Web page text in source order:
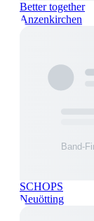
Better together
Anzenkirchen
SCHOPS
Neuötting